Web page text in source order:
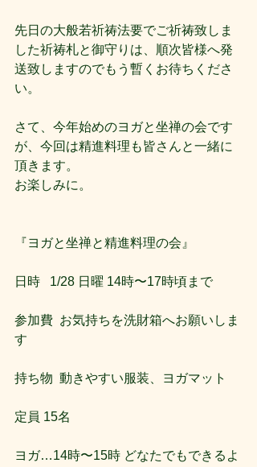
先日の大般若祈祷法要でご祈祷致しま
した祈祷札と御守りは、順次皆様へ発
送致しますのでもう暫くお待ちくださ
い。
さて、今年始めのヨガと坐禅の会です
が、今回は精進料理も皆さんと一緒に
頂きます。
お楽しみに。
『ヨガと坐禅と精進料理の会』
日時   1/28 日曜 14時〜17時頃まで
参加費  お気持ちを洗財箱へお願いしま
す
持ち物  動きやすい服装、ヨガマット
定員 15名
ヨガ…14時〜15時 どなたでもできるよ